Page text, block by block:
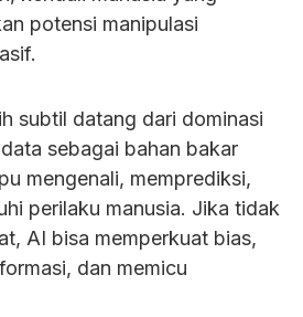
potensi manipulasi
subtil datang dari dominasi
sebagai bahan bakar
mengenali, memprediksi,
perilaku manusia. Jika tidak
AI bisa memperkuat bias,
dan memicu